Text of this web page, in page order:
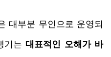
대부분 무인으로 운영되
기는 대표적인 오해가 바